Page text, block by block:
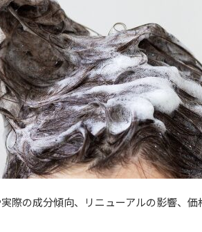
際の成分傾向、リニューアルの影響、